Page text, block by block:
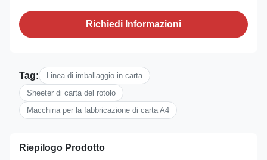
Richiedi Informazioni
Tag:
Linea di imballaggio in carta
Sheeter di carta del rotolo
Macchina per la fabbricazione di carta A4
Riepilogo Prodotto